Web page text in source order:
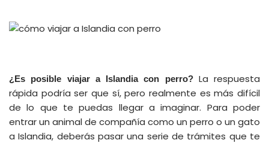
¿Es posible viajar a Islandia con perro?La respuesta
rápida podría ser que sí, pero realmente es más difícil
de lo que te puedas llegar a imaginar. Para poder
entrar un animal de compañía como un perro o un gato
a Islandia, deberás pasar una serie de trámites que te